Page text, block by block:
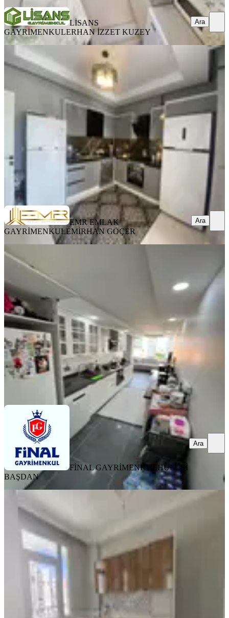
LİSANS
GAYRİMENKULERHAN İZZET KUZEY
Ara
Emr'den Aydınlar'da 4+1 Lüks
Havuzlu Güvenlikli Site Satılık
Seyhan, Aydınlar Mahallesi
4+1·145 m² ·2. Kat 06.08.2026
EMR EMLAK GAYRİMENKUL EMİRHAN GÖÇER
Ara
EMR EMLAK
GAYRİMENKULEMİRHAN GÖÇER
Ara
Seyhan, Yeşilyurt Mahallesi
175 m²
4.985.000 ₺
FİNAL GAYRİMENKULHULUSİ BAŞDAN
FİNAL GAYRİMENKUL HULUSİ
BAŞDAN
Ara
Esse My Home Dan Kıyıboyu
Fevzipaşa Da 2+1 Geniş Kapalı
Mutfak
Seyhan, Barış Mahallesi
145 m²